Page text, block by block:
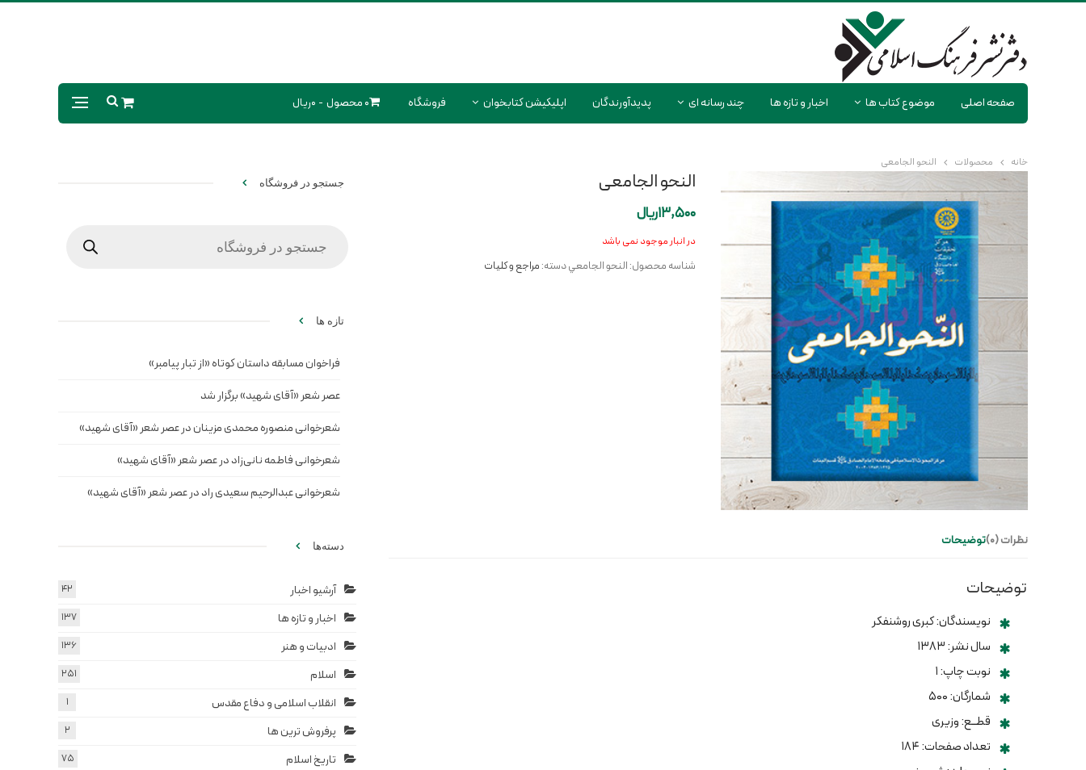
صفحه اصلی موضوع کتاب ها اخبار و تازه ها چند رسانه ای پدیدآورندگان اپلیکیشن کتابخوان فروشگاه 0 محصول 0ریال
خانه محصولات النحو الجامعی
النحو الجامعی
13,500ریال
در انبار موجود نمی باشد
شناسه محصول: النحو الجامعيدسته: مراجع و کلیات
توضیحات نظرات (0)
توضیحات
نویسندگان: کبری روشنفکر
سال نشر: ۱۳۸۳
نوبت چاپ: ۱
شمارگان: ۵۰۰
قطــع: وزیری
تعداد صفحات: ۱۸۴
جستجو در فروشگاه
تازه ها
فراخوان مسابقه داستان کوتاه «از تبار پیامبر»
عصر شعر «آقای شهید» برگزار شد
شعرخوانی منصوره محمدی مزینان در عصر شعر «آقای شهید»
شعرخوانی فاطمه نانی‌زاد در عصر شعر «آقای شهید»
شعرخوانی عبدالرحیم سعیدی راد در عصر شعر «آقای شهید»
دسته‌ها
آرشیو اخبار 42
اخبار و تازه ها 137
ادبیات و هنر 136
اسلام 251
انقلاب اسلامی و دفاع مقدس 1
پرفروش ترین ها 2
تاریخ اسلام 75